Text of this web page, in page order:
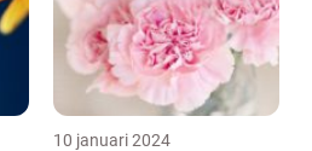
10 januari 2024